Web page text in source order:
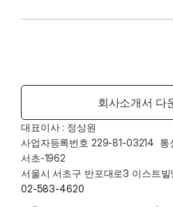
회사소개서 다
대표이사 : 정상원
사업자등록번호 229-81-03214  통
서초-1962
서울시 서초구 반포대로3 이스트빌
02-583-4620